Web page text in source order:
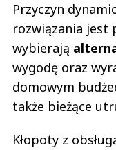
Przyczyn
rozwiązania jest
wybierają
wygodę oraz
domowym
także bieżące
Kłopoty z